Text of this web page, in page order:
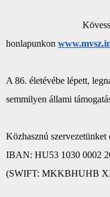
Kövessen
honlapunkon
A 86. életévébe lépett,
semmilyen állami
Közhasznú szervezetünket
IBAN: HU53 1030 0002
(SWIFT: MKKBHUHB